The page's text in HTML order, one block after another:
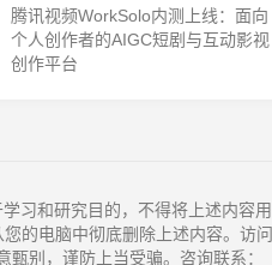
腾讯视频WorkSolo内测上线：面向
个人创作者的AIGC短剧与互动影视
创作平台
习和研究目的，不得将上述内容用
的电脑中彻底删除上述内容。访问
别，谨防上当受骗。咨询联系：